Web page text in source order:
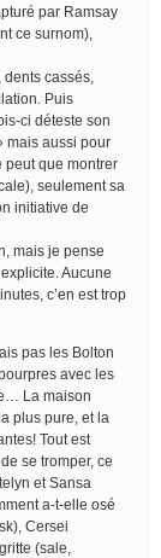
par Ramsay
ce surnom),
cassés,
Puis
ci déteste son
mais aussi pour
peut que montrer
seulement sa
initiative de
mais je pense
Aucune
c’en est trop
pas les Bolton
avec les
La maison
plus pure, et la
Tout est
se tromper, ce
et Sansa
a-t-elle osé
Cersei
(sale,